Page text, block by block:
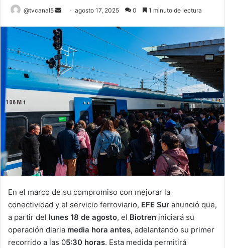
@tvcanal5
Send
email
agosto 17, 2025 0 1 minuto de lectura
En el marco de su compromiso con mejorar la
conectividad y el servicio ferroviario, EFE Sur anunció que,
a partir del lunes 18 de agosto, el Biotren iniciará su
operación diaria media hora antes, adelantando su primer
recorrido a las 05:30 horas. Esta medida permitirá